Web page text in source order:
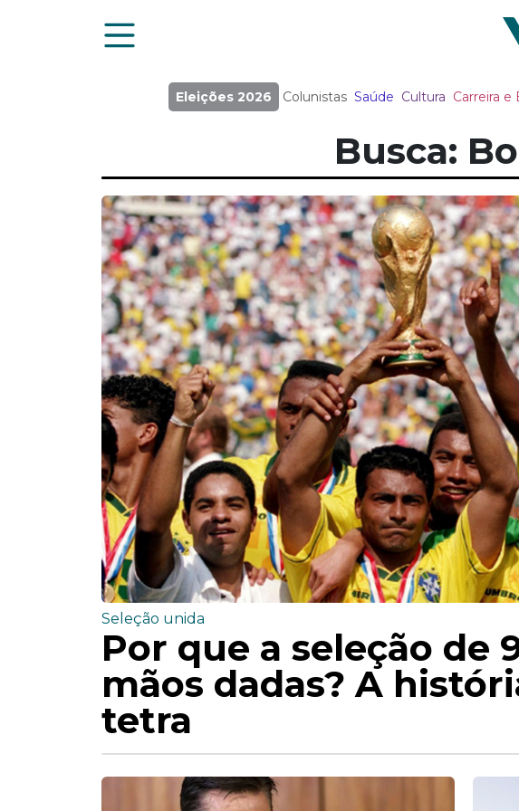
Eleições 2026 Colunistas Saúde Cultura Carreira e
Busca:
Seleção unida
Por que a seleção de
mãos dadas? A
tetra